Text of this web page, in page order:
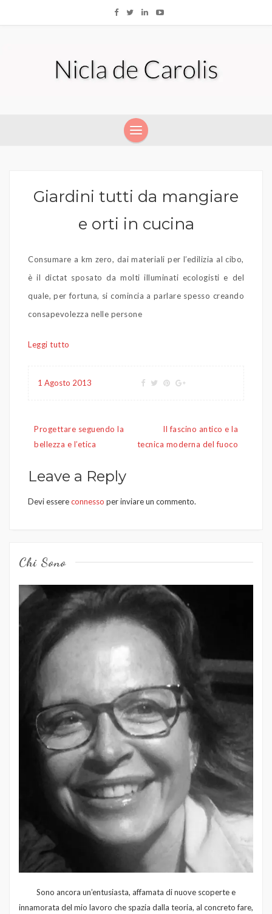
Giardini tutti da mangiare
e orti in cucina
Consumare a km zero, dai materiali per l’edilizia al cibo,
è il dictat sposato da molti illuminati ecologisti e del
quale, per fortuna, si comincia a parlare spesso creando
consapevolezza nelle persone
Leggi tutto
1 Agosto 2013
Navigazione
articoli
Progettare seguendo la
bellezza e l’etica
Il fascino antico e la
tecnica moderna del fuoco
Leave a Reply
Devi essereconnesso per inviare un commento.
Chi Sono
Sono ancora un’entusiasta, affamata di nuove scoperte e
innamorata del mio lavoro che spazia dalla teoria, al concreto fare,